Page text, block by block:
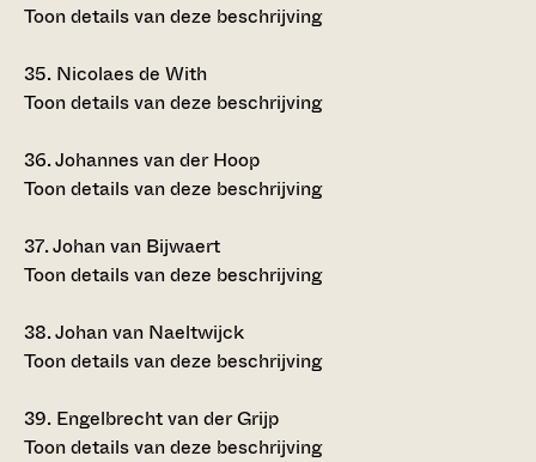
Toon details van deze beschrijving
35. Nicolaes de With
Toon details van deze beschrijving
36.Johannes van der Hoop
Toon details van deze beschrijving
37.Johan van Bijwaert
Toon details van deze beschrijving
38.Johan van Naeltwijck
Toon details van deze beschrijving
39. Engelbrecht van der Grijp
Toon details van deze beschrijving